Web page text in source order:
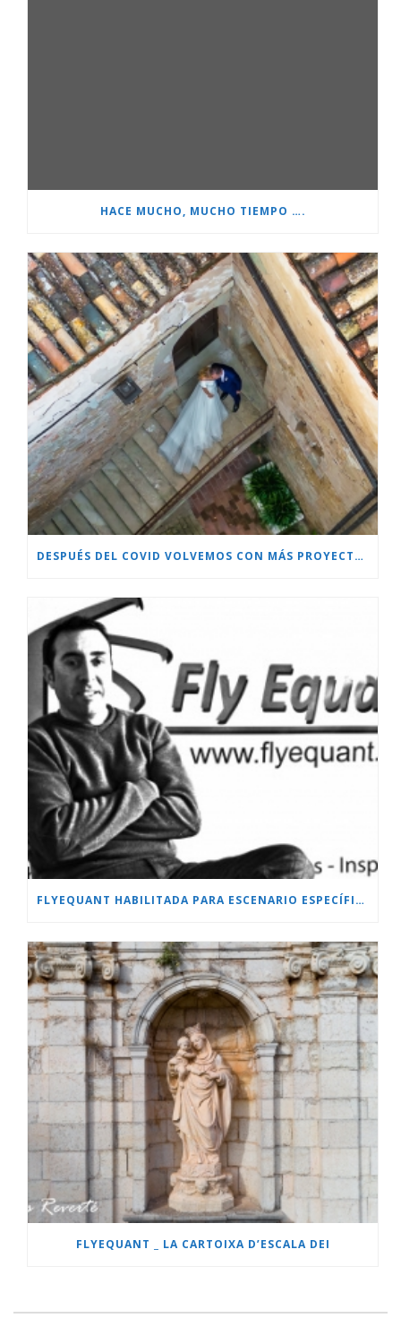
HACE MUCHO, MUCHO TIEMPO ….
DESPUÉS DEL COVID VOLVEMOS CON MÁS PROYECTOS!!!
FLYEQUANT HABILITADA PARA ESCENARIO ESPECÍFICO.
FLYEQUANT _ LA CARTOIXA D’ESCALA DEI